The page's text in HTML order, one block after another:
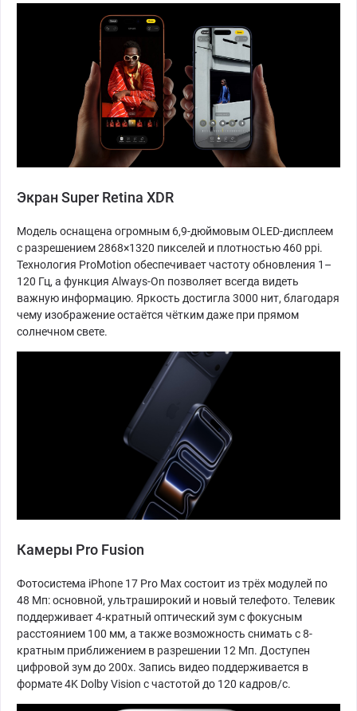
Экран Super Retina XDR
Модель оснащена огромным 6,9-дюймовым OLED-дисплеем
с разрешением 2868×1320 пикселей и плотностью 460 ppi.
Технология ProMotion обеспечивает частоту обновления 1–
120 Гц, а функция Always-On позволяет всегда видеть
важную информацию. Яркость достигла 3000 нит, благодаря
чему изображение остаётся чётким даже при прямом
солнечном свете.
Камеры Pro Fusion
Фотосистема iPhone 17 Pro Max состоит из трёх модулей по
48 Мп: основной, ультраширокий и новый телефото. Телевик
поддерживает 4-кратный оптический зум с фокусным
расстоянием 100 мм, а также возможность снимать с 8-
кратным приближением в разрешении 12 Мп. Доступен
цифровой зум до 200х. Запись видео поддерживается в
формате 4K Dolby Vision с частотой до 120 кадров/с.